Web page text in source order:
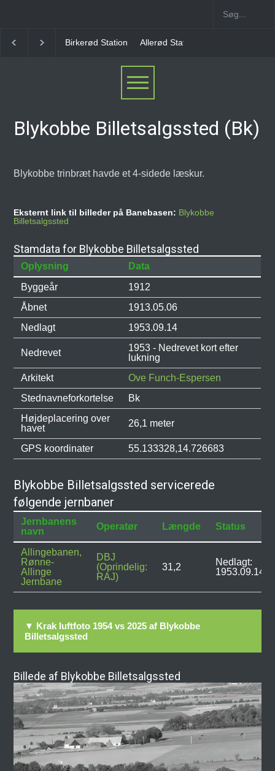
Birkerød Station Allerød Station
Blykobbe Billetsalgssted (Bk)
Blykobbe trinbræt havde et 4-sidede læskur.
Eksternt link til billeder på Banebasen: Blykobbe
Billetsalgssted
Stamdata for Blykobbe Billetsalgssted
Oplysning
Data
Byggeår
1912
Åbnet
1913.05.06
Nedlagt
1953.09.14
Nedrevet
1953 - Nedrevet kort efter
lukning
Arkitekt
Ove Funch-Espersen
Stednavneforkortelse
Bk
Højdeplacering over
havet
26,1 meter
GPS koordinater 55.133328,14.726683
Blykobbe Billetsalgssted servicerede
følgende jernbaner
Jernbanens
navn
Operatør Længde Status
Allingebanen,
Rønne-
Allinge
Jernbane
DBJ
(Oprindelig:
RAJ)
31,2
Nedlagt:
1953.09.14
▼ Krak luftfoto 1954 vs 2025 af Blykobbe
Billetsalgssted
Billede af Blykobbe Billetsalgssted